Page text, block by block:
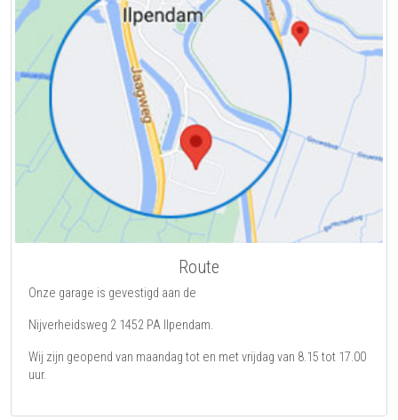
Route
Onze garage is gevestigd aan de
Nijverheidsweg 2 1452 PA Ilpendam.
Wij zijn geopend van maandag tot en met vrijdag van 8.15 tot 17.00
uur.